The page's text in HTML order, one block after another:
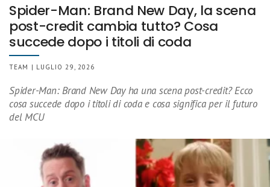
Spider-Man: Brand New Day, la scena
post-credit cambia tutto? Cosa
succede dopo i titoli di coda
TEAM | LUGLIO 29, 2026
Spider-Man: Brand New Day ha una scena post-credit? Ecco
cosa succede dopo i titoli di coda e cosa significa per il futuro
del MCU